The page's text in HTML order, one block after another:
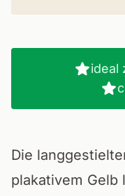
ideal
Die
plakativem